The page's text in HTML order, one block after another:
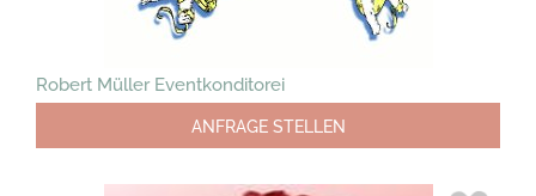
Robert Müller Eventkonditorei
ANFRAGE STELLEN